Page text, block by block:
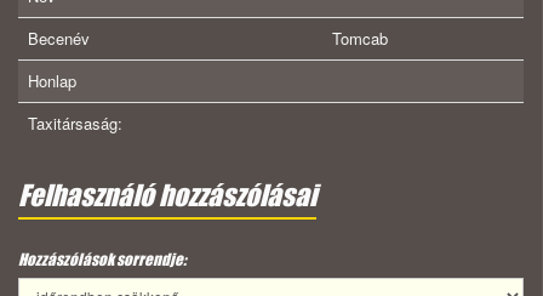
Becenév
Tomcab
Honlap
Taxitársaság:
Felhasználó hozzászólásai
Hozzászólások sorrendje: